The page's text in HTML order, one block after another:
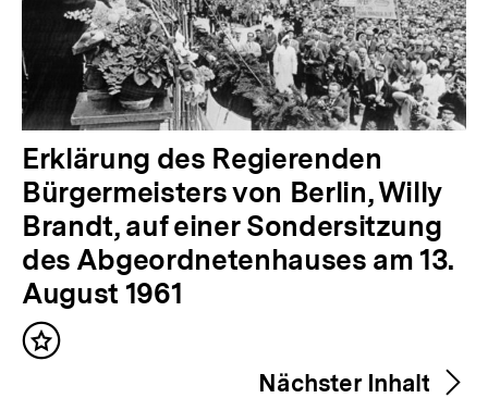
V
o
r
h
e
r
i
Erklärung des Regierenden
Bürgermeisters von Berlin, Willy
Brandt, auf einer Sondersitzung
des Abgeordnetenhauses am 13.
August 1961
Inhalt
Nächster Inhalt